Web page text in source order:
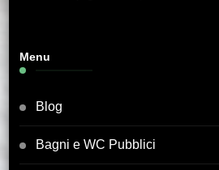
Menu
Blog
Bagni e WC Pubblici